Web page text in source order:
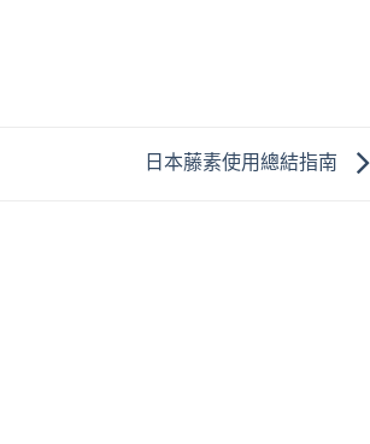
日本藤素使用總結指南